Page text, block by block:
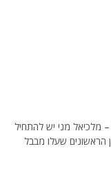
את סיפורו של השופט היהודי הראשון במאה ה-19 – מלכיאל מני יש להתחיל
הראשונים שעלו מבבל